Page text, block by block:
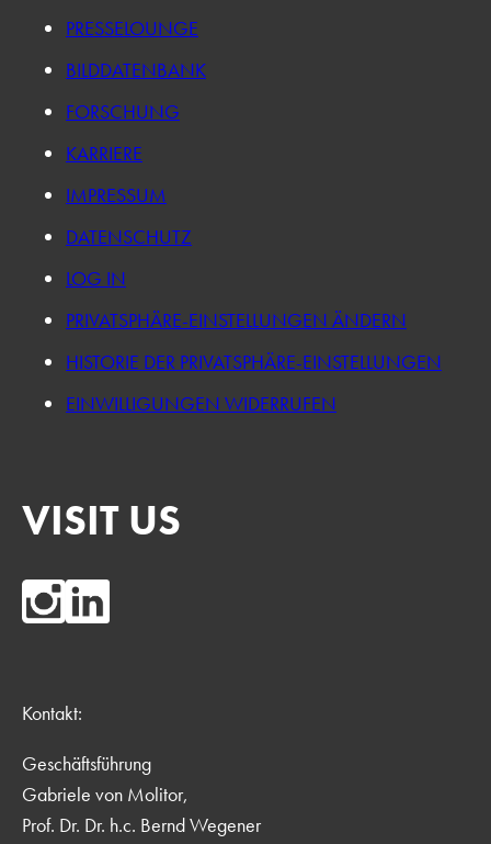
PRESSELOUNGE
BILDDATENBANK
FORSCHUNG
KARRIERE
IMPRESSUM
DATENSCHUTZ
LOG IN
PRIVATSPHÄRE-EINSTELLUNGEN ÄNDERN
HISTORIE DER PRIVATSPHÄRE-EINSTELLUNGEN
EINWILLIGUNGEN WIDERRUFEN
VISIT US
Kontakt:
Geschäftsführung
Gabriele von Molitor,
Prof. Dr. Dr. h.c. Bernd Wegener